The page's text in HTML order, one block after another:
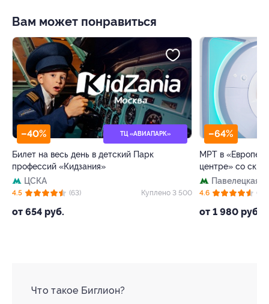
Вам может понравиться
–40% ТЦ «АВИАПАРК»
Билет на весь день в детский Парк
профессий «Кидзания»
ЦСКА
от 654 руб.
4.5 (63) Куплено 3 500
–64%
МРТ в
центре» со
Павелецкая
от 1 980 руб.
4.6 (72)
Что такое Биглион?